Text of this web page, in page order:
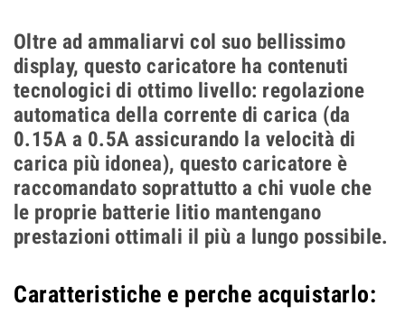
Oltre ad ammaliarvi col suo bellissimo
display, questo caricatore ha contenuti
tecnologici di ottimo livello: regolazione
automatica della corrente di carica (da
0.15A a 0.5A assicurando la velocità di
carica più idonea), questo caricatore è
raccomandato soprattutto a chi vuole che
le proprie batterie litio mantengano
prestazioni ottimali il più a lungo possibile.
Caratteristiche e perche acquistarlo: